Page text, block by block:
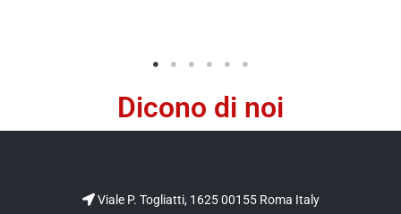
Dicono di noi
Viale P. Togliatti, 1625 00155 Roma Italy